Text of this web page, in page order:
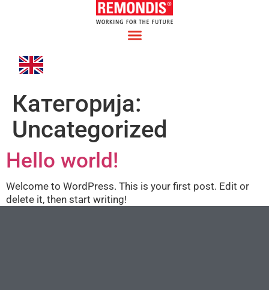
Категорија:
Uncategorized
Hello world!
Welcome to WordPress. This is your first post. Edit or
delete it, then start writing!